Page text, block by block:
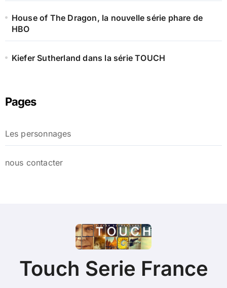
House of The Dragon, la nouvelle série phare de
HBO
Kiefer Sutherland dans la série TOUCH
Pages
Les personnages
nous contacter
Touch Serie France